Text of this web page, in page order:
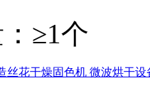
≥1个
丝花干燥固色机 微波烘干设